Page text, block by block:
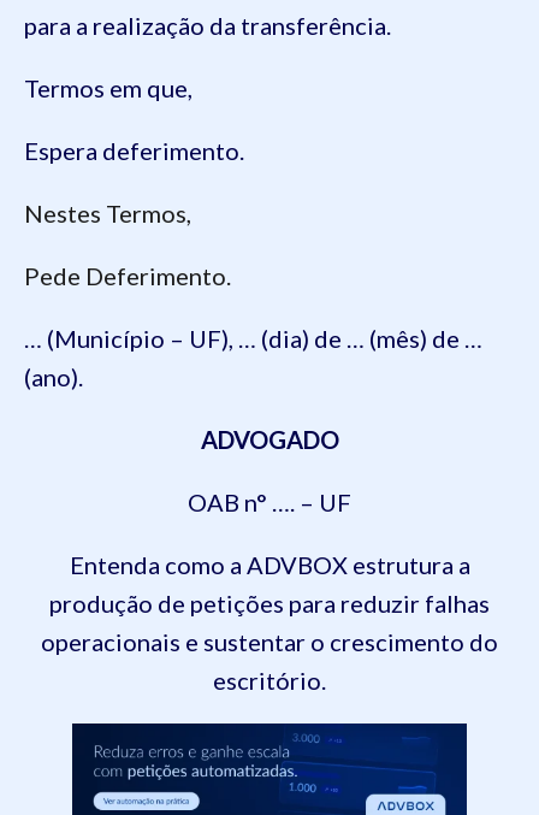
para a realização da transferência.
Termos em que,
Espera deferimento.
Nestes Termos,
Pede Deferimento.
… (Município – UF), … (dia) de … (mês) de …
(ano).
ADVOGADO
OAB n° …. – UF
Entenda como a ADVBOX estrutura a
produção de petições para reduzir falhas
operacionais e sustentar o crescimento do
escritório.